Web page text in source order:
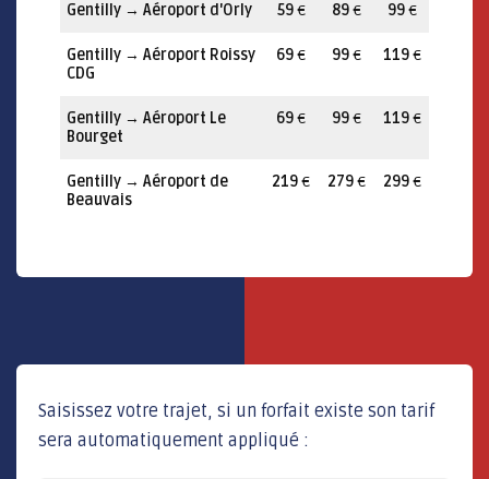
Gentilly → Aéroport d'Orly 59€ 89€ 99€
Gentilly → Aéroport Roissy
CDG
69€ 99€ 119€
Gentilly → Aéroport Le
Bourget
69€ 99€ 119€
Gentilly → Aéroport de
Beauvais
219€ 279€ 299€
Saisissez votre trajet, si un forfait existe son tarif
sera automatiquement appliqué :